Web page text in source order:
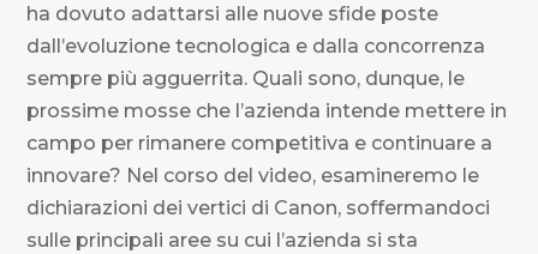
ha dovuto adattarsi alle nuove sfide poste
dall’evoluzione tecnologica e dalla concorrenza
sempre più agguerrita. Quali sono, dunque, le
prossime mosse che l’azienda intende mettere in
campo per rimanere competitiva e continuare a
innovare? Nel corso del video, esamineremo le
dichiarazioni dei vertici di Canon, soffermandoci
sulle principali aree su cui l’azienda si sta